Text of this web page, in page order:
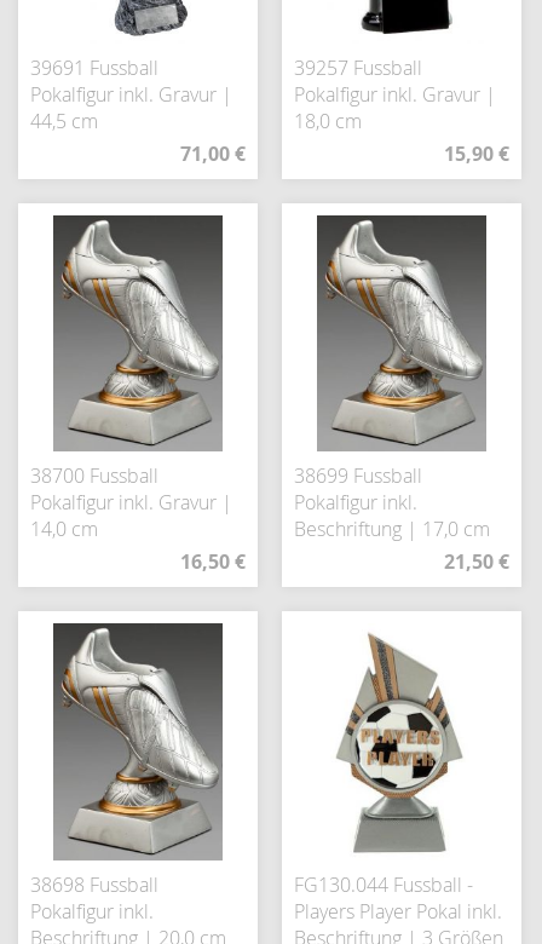
39691 Fussball
Pokalfigur inkl. Gravur |
44,5 cm
71,00 €
39257 Fussball
Pokalfigur inkl. Gravur |
18,0 cm
15,90 €
38700 Fussball
Pokalfigur inkl. Gravur |
14,0 cm
16,50 €
38699 Fussball
Pokalfigur inkl.
Beschriftung | 17,0 cm
21,50 €
38698 Fussball
Pokalfigur inkl.
Beschriftung | 20,0 cm
FG130.044 Fussball -
Players Player Pokal inkl.
Beschriftung | 3 Größen